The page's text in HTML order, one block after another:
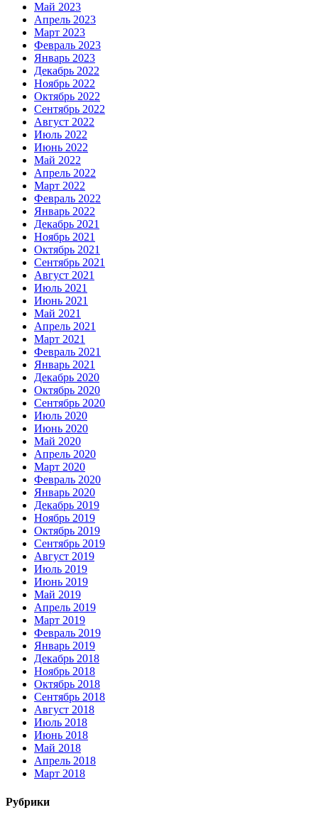
Май 2023
Апрель 2023
Март 2023
Февраль 2023
Январь 2023
Декабрь 2022
Ноябрь 2022
Октябрь 2022
Сентябрь 2022
Август 2022
Июль 2022
Июнь 2022
Май 2022
Апрель 2022
Март 2022
Февраль 2022
Январь 2022
Декабрь 2021
Ноябрь 2021
Октябрь 2021
Сентябрь 2021
Август 2021
Июль 2021
Июнь 2021
Май 2021
Апрель 2021
Март 2021
Февраль 2021
Январь 2021
Декабрь 2020
Октябрь 2020
Сентябрь 2020
Июль 2020
Июнь 2020
Май 2020
Апрель 2020
Март 2020
Февраль 2020
Январь 2020
Декабрь 2019
Ноябрь 2019
Октябрь 2019
Сентябрь 2019
Август 2019
Июль 2019
Июнь 2019
Май 2019
Апрель 2019
Март 2019
Февраль 2019
Январь 2019
Декабрь 2018
Ноябрь 2018
Октябрь 2018
Сентябрь 2018
Август 2018
Июль 2018
Июнь 2018
Май 2018
Апрель 2018
Март 2018
Рубрики